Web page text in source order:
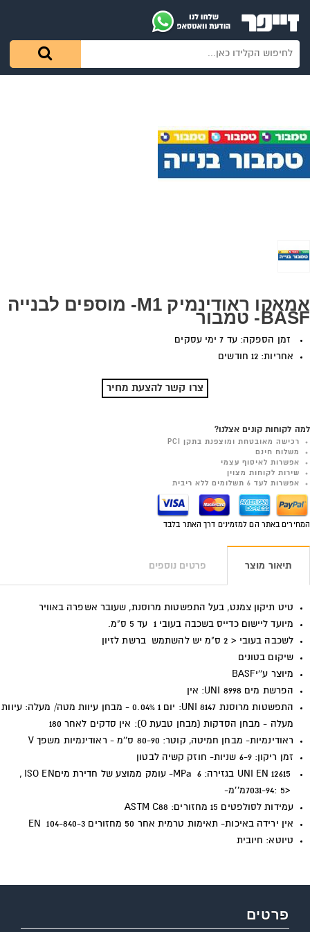
אמאקו ראודינמיק M1- מוספים לבנייה
BASF- טמבור
זמן הספקה: עד 7 ימי עסקים
אחריות: 12 חודשים
צרו קשר להצעת מחיר
למה לקוחות קונים אצלנו?
רכישה מאובטחת ומוצפנת בתקן PCI
משלוח חינם
אפשרות לאיסוף עצמי
שירות לקוחות מצוין
אפשרות לעד 6 תשלומים ללא ריבית
המחירים באתר הם למזמינים דרך האתר בלבד
תיאור מוצר פרטים נוספים
טיט תיקון צמנט, בעל התפשטות מרוסנת, שעובר אשפרה באוויר
מיועד ליישום כדייס בשכבה בעובי 1 עד 5 ס"מ.
לשכבה בעובי < 2 ס"מ יש להשתמש ברשת לזיון
שיקום בטונים
מיוצר ע''יBASF
הפרשת מים UNI 8998: אין
התפשטות מרוסנת UNI 8147: יום 1 0.04% - מבחן עיוות מטה/ מעלה: עיוות
מעלה - מבחן הסדקות (מבחן טבעת O):
אין סדקים לאחר 180
ראודינמיות- מבחן חמיטה, קוטר: 80-90 ס''מ - ראודינמיות משפך V
זמן ריקון: 6-9 שניות- חוזק קשיה לבטון
UNI EN 12615 בגזירה: 6 -MPaעומק ממוצע של חדירת מים , ISO EN
7031-94: 5>מ''מ-
עמידות לסולפטים 15 מחזורים
ASTM C88 :
אין ירידה באיכות- תאימות טרמית אחר 50 מחזורים
EN 104-840-3
טיוטא: חיובית
פרטים